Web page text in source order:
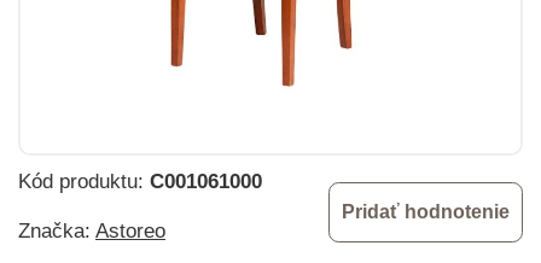
Kód produktu: C001061000
Značka: Astoreo
Pridať hodnotenie